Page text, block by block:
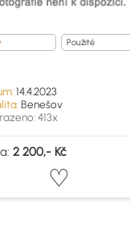
Použité
14.4.2023
Benešov
413x
2 200,- Kč